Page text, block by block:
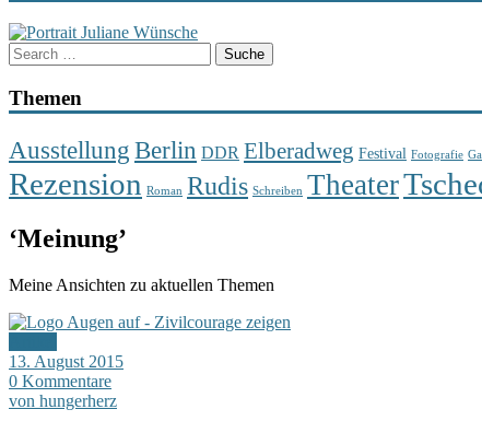
Themen
Ausstellung Berlin DDR Elberadweg Festival Fotografie
Rezension Roman Rudis Schreiben Theater
‘Meinung’
Meine Ansichten zu aktuellen Themen
13. August 2015
0 Kommentare
von hungerherz